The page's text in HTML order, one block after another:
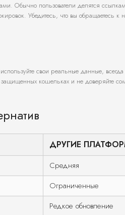
Обычно пользователи делятся
Убедитесь, что вы обращаетесь
свои реальные данные,
кошельках и не доверяйте
ДРУГИЕ
Средняя
Ограниченные
Редкое обновление